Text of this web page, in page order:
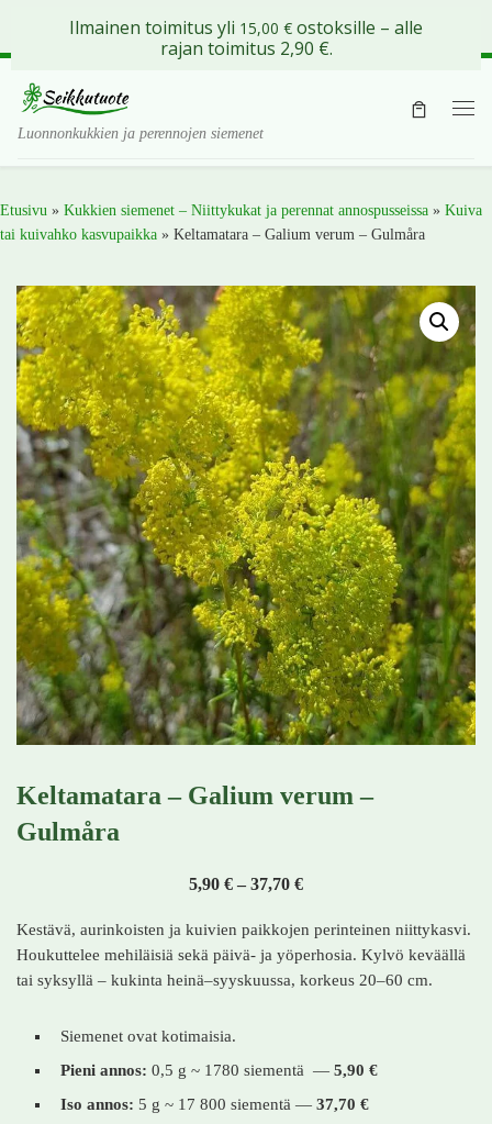
Skip to content
Luonnonkukkien ja perennojen siemenet
Etusivu » Kukkien siemenet – Niittykukat ja perennat annospusseissa » Kuiva
tai kuivahko kasvupaikka » Keltamatara – Galium verum – Gulmåra
Keltamatara – Galium verum –
Gulmåra
5,90 € – 37,70 €Hintaluokka: 5,90 € -
Kestävä, aurinkoisten ja kuivien paikkojen perinteinen niittykasvi.
Houkuttelee mehiläisiä sekä päivä- ja yöperhosia. Kylvö keväällä
tai syksyllä – kukinta heinä–syyskuussa, korkeus 20–60 cm.
Siemenet ovat kotimaisia.
Pieni annos: 0,5 g ~ 1780 siementä — 5,90 €
Iso annos: 5 g ~ 17 800 siementä — 37,70 €
Ilmainen toimitus yli 15,00 € ostoksille – alle
rajan toimitus 2,90 €.